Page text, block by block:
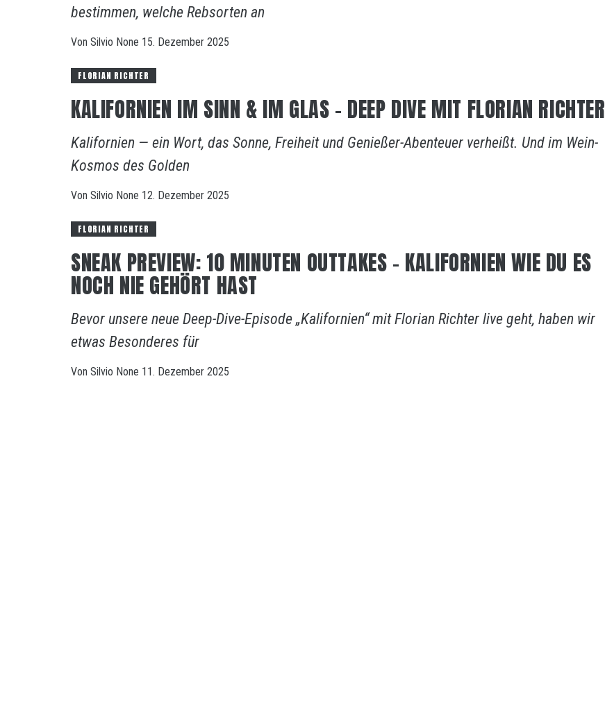
bestimmen, welche Rebsorten an
Von Silvio None 15. Dezember 2025
FLORIAN RICHTER
KALIFORNIEN IM SINN & IM GLAS – DEEP DIVE MIT FLORIAN RICHTER
Kalifornien — ein Wort, das Sonne, Freiheit und Genießer-Abenteuer verheißt. Und im Wein-
Kosmos des Golden
Von Silvio None 12. Dezember 2025
FLORIAN RICHTER
SNEAK PREVIEW: 10 MINUTEN OUTTAKES – KALIFORNIEN WIE DU ES
NOCH NIE GEHÖRT HAST
Bevor unsere neue Deep-Dive-Episode „Kalifornien“ mit Florian Richter live geht, haben wir
etwas Besonderes für
Von Silvio None 11. Dezember 2025